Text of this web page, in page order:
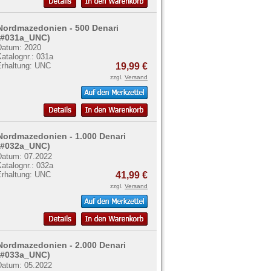
- 500 Denari
2020
031a
UNC
19,99 €
zzgl. Versand
- 1.000 Denari
07.2022
032a
UNC
41,99 €
zzgl. Versand
- 2.000 Denari
05.2022